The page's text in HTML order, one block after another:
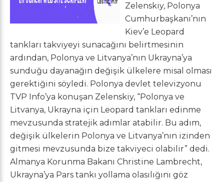
Zelenskiy, Polonya
Cumhurbaşkanı’nın
Kiev’e Leopard
tankları takviyeyi sunacağını belirtmesinin
ardından, Polonya ve Litvanya’nın Ukrayna’ya
sunduğu dayanağın değişik ülkelere misal olması
gerektiğini söyledi. Polonya devlet televizyonu
TVP Info’ya konuşan Zelenskiy, “Polonya ve
Litvanya, Ukrayna için Leopard tankları edinme
mevzusunda stratejik adımlar atabilir. Bu adım,
değişik ülkelerin Polonya ve Litvanya’nın izinden
gitmesi mevzusunda bize takviyeci olabilir” dedi.
Almanya Korunma Bakanı Christine Lambrecht,
Ukrayna’ya Pars tankı yollama olasılığını göz